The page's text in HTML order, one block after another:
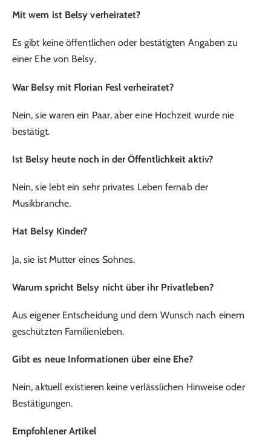
Mit wem ist Belsy verheiratet?
Es gibt keine öffentlichen oder bestätigten Angaben zu
einer Ehe von Belsy.
War Belsy mit Florian Fesl verheiratet?
Nein, sie waren ein Paar, aber eine Hochzeit wurde nie
bestätigt.
Ist Belsy heute noch in der Öffentlichkeit aktiv?
Nein, sie lebt ein sehr privates Leben fernab der
Musikbranche.
Hat Belsy Kinder?
Ja, sie ist Mutter eines Sohnes.
Warum spricht Belsy nicht über ihr Privatleben?
Aus eigener Entscheidung und dem Wunsch nach einem
geschützten Familienleben.
Gibt es neue Informationen über eine Ehe?
Nein, aktuell existieren keine verlässlichen Hinweise oder
Bestätigungen.
Empfohlener Artikel